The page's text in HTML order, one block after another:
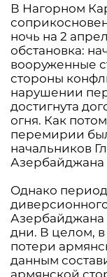
В Нагорном
ночь на 2
обстановка:
вооруженные
стороны
нарушении
достигнута
огня. Как
перемирии
начальников
Азербайджана
Однако
дни. В целом, в
потери
данным
армянской